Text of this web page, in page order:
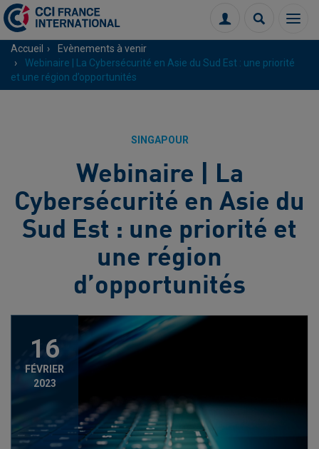
Menu
Connexion
Accueil
Evènements à venir
Webinaire | La Cybersécurité en Asie du Sud Est : une priorité
et une région d’opportunités
SINGAPOUR
Webinaire | La
Cybersécurité en Asie du
Sud Est : une priorité et
une région
d’opportunités
16
FÉVRIER
2023